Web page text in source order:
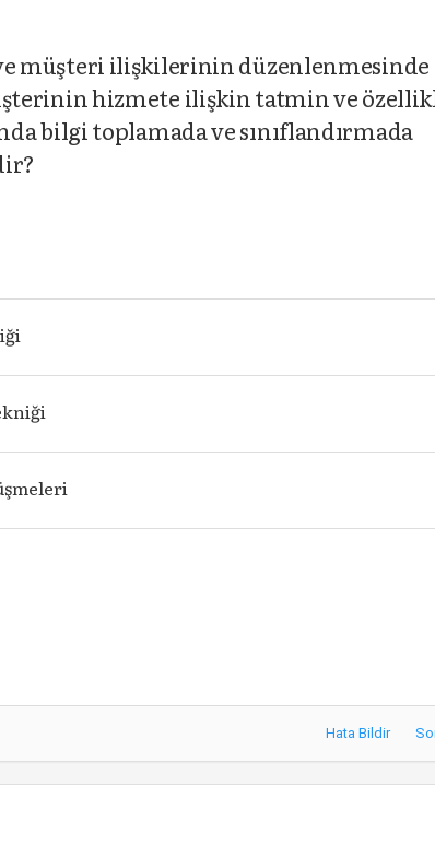
müşteri ilişkilerinin düzenlenmesinde
hizmete ilişkin tatmin ve
bilgi toplamada ve sınıflandırmada
Hata Bildir